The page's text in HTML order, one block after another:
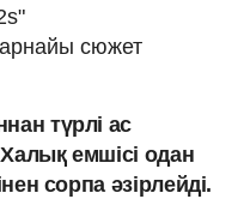
арнайы сюжет
түрлі ас
емшісі одан
сорпа әзірлейді.